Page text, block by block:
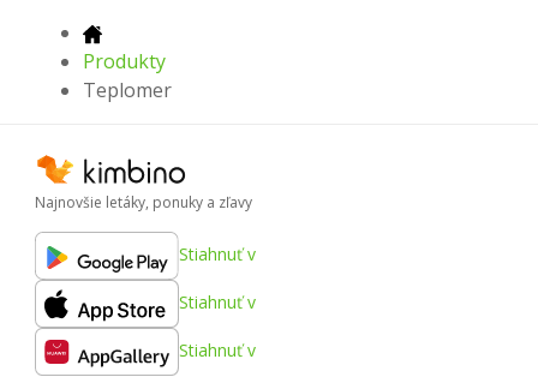
Produkty
Teplomer
Najnovšie letáky, ponuky a zľavy
Stiahnuť v
Stiahnuť v
Stiahnuť v